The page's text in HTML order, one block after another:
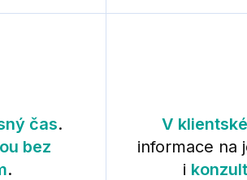
čas.
bez
.
V
informace na
i